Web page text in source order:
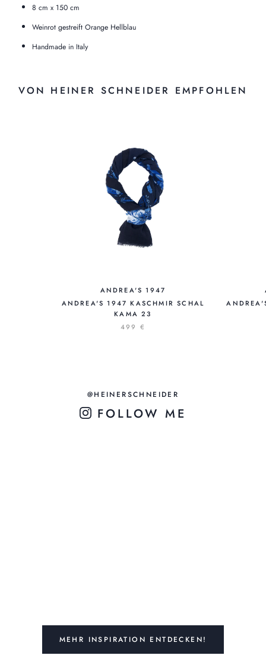
8 cm x 150 cm
Weinrot gestreift Orange Hellblau
Handmade in Italy
VON HEINER SCHNEIDER EMPFOHLEN
ANDREA'S 1947
ANDREA'S 1947 KASCHMIR SCHAL
KAMA 23
499 €
@HEINERSCHNEIDER
FOLLOW ME
MEHR INSPIRATION ENTDECKEN!